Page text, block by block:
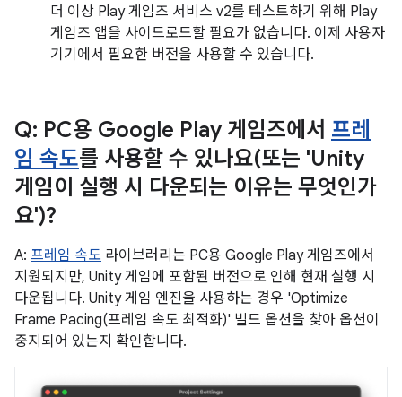
더 이상 Play 게임즈 서비스 v2를 테스트하기 위해 Play
게임즈 앱을 사이드로드할 필요가 없습니다. 이제 사용자
기기에서 필요한 버전을 사용할 수 있습니다.
Q: PC용 Google Play 게임즈에서 프레
임 속도를 사용할 수 있나요(또는 'Unity
게임이 실행 시 다운되는 이유는 무엇인가
요')?
A: 프레임 속도 라이브러리는 PC용 Google Play 게임즈에서
지원되지만, Unity 게임에 포함된 버전으로 인해 현재 실행 시
다운됩니다. Unity 게임 엔진을 사용하는 경우 'Optimize
Frame Pacing(프레임 속도 최적화)' 빌드 옵션을 찾아 옵션이
중지되어 있는지 확인합니다.